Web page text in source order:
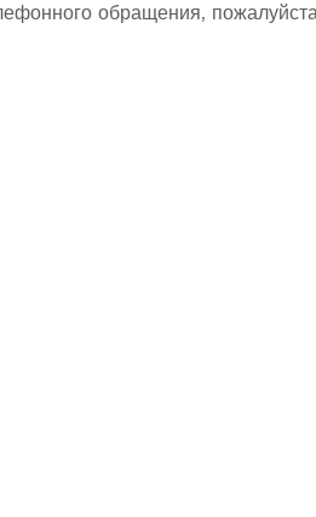
обращения,